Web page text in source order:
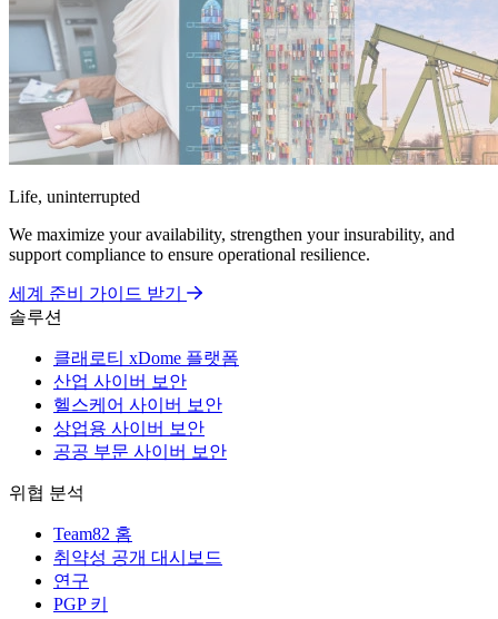
Life, uninterrupted
We maximize your availability, strengthen your insurability, and
support compliance to ensure operational resilience.
세계 준비 가이드 받기
솔루션
클래로티 xDome 플랫폼
산업 사이버 보안
헬스케어 사이버 보안
상업용 사이버 보안
공공 부문 사이버 보안
위협 분석
Team82 홈
취약성 공개 대시보드
연구
PGP 키